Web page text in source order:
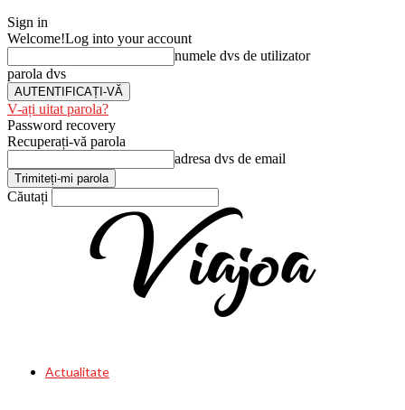
Sign in
Welcome!Log into your account
numele dvs de utilizator
parola dvs
V-ați uitat parola?
Password recovery
Recuperați-vă parola
adresa dvs de email
Căutați
Actualitate